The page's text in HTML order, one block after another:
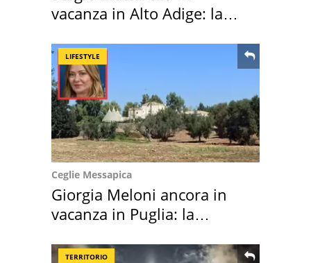
vacanza in Alto Adige: la
LIFESTYLE
Ceglie Messapica
Giorgia Meloni ancora in
vacanza in Puglia: la
TERRITORIO